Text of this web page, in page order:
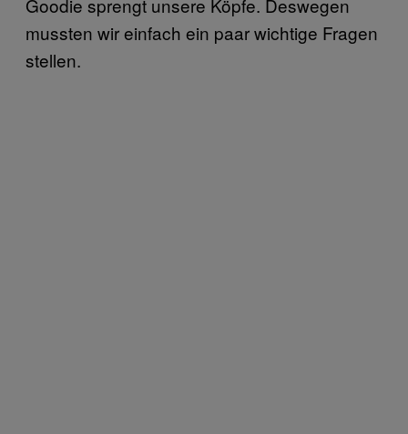
mussten wir einfach ein paar wichtige Fragen
stellen.